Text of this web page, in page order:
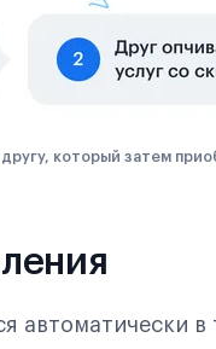
который затем
автоматически